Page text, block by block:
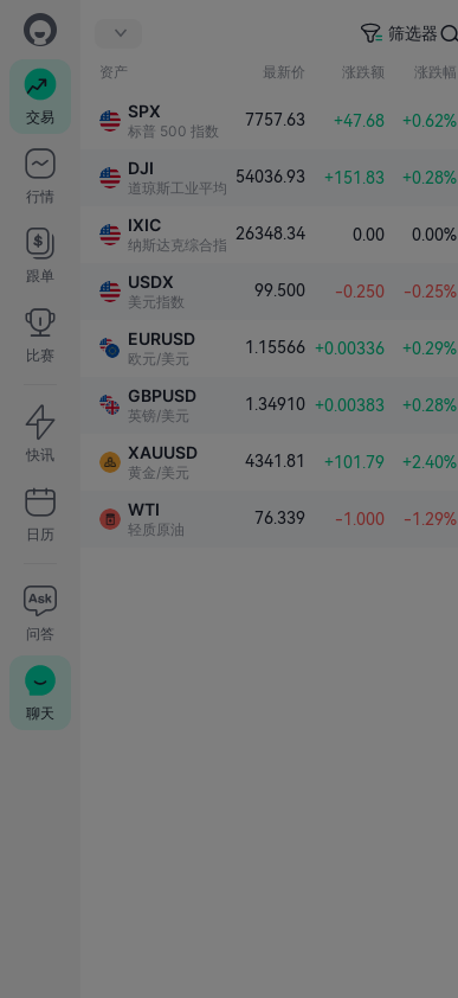
交易
行情
跟单
比赛
快讯
日历
问答
聊天
筛选器
资产 最新价 涨跌额 涨跌幅
SPX
标普 500 指数
7757.63 +47.68 +0.62%
DJI
道琼斯工业平均指数
54036.93 +151.83 +0.28%
IXIC
纳斯达克综合指数
26348.34 0.00 0.00%
USDX
美元指数
99.500 -0.250 -0.25%
EURUSD
欧元/美元
1.15566 +0.00336 +0.29%
GBPUSD
英镑/美元
1.34910 +0.00383 +0.28%
XAUUSD
黄金/美元
4341.81 +101.79 +2.40%
WTI
轻质原油
76.339 -1.000 -1.29%